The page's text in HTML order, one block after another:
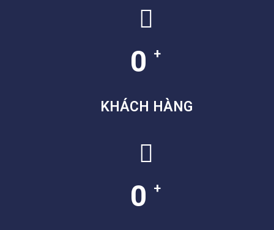
0 +
KHÁCH HÀNG
0 +